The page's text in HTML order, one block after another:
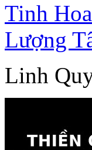
Tinh
Lượng
Linh